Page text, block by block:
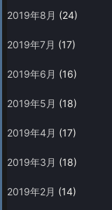
2019年8月 (24)
2019年7月 (17)
2019年6月 (16)
2019年5月 (18)
2019年4月 (17)
2019年3月 (18)
2019年2月 (14)